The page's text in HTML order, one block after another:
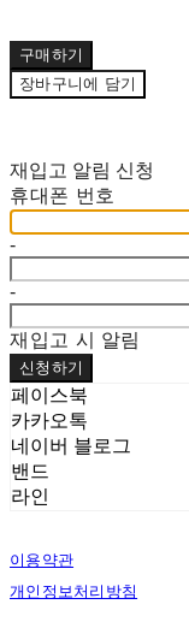
구매하기
장바구니에 담기
재입고 알림 신청
휴대폰 번호
-
-
재입고 시 알림
신청하기
페이스북
카카오톡
네이버 블로그
밴드
라인
이용약관
개인정보처리방침